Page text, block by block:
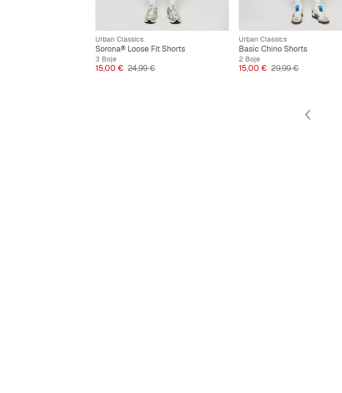
Urban Classics
Sorona® Loose Fit Shorts
3 Boje
Cijena
15,00 € Originalna cijena
24,99 €
Urban Classics
Basic Chino Shorts
2 Boje
Cijena
15,00 € Originalna cijena
29,99 €